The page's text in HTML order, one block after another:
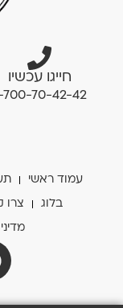
חייגו עכשיו
700-70-42-42
עמוד ראשי
בלוג צרו